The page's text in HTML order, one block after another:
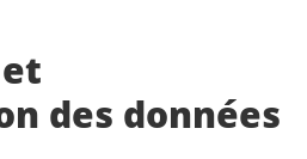
des données